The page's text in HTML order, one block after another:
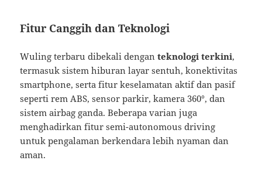
Fitur Canggih dan Teknologi
Wuling terbaru dibekali denganteknologi terkini,
termasuk sistem hiburan layar sentuh, konektivitas
smartphone, serta fitur keselamatan aktif dan pasif
seperti rem ABS, sensor parkir, kamera 360°, dan
sistem airbag ganda. Beberapa varian juga
menghadirkan fitur semi-autonomous driving
untuk pengalaman berkendara lebih nyaman dan
aman.